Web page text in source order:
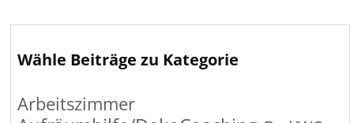
Wähle Beiträge zu Kategorie
Arbeitszimmer